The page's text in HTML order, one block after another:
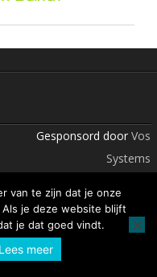
Gesponsord doorVos
Systems
van te zijn dat je onze
je deze website blijft
je dat goed vindt.
Lees meer